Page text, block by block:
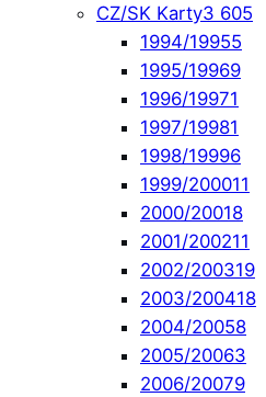
CZ/SK Karty3 605
1994/19955
1995/19969
1996/19971
1997/19981
1998/19996
1999/200011
2000/20018
2001/200211
2002/200319
2003/200418
2004/20058
2005/20063
2006/20079